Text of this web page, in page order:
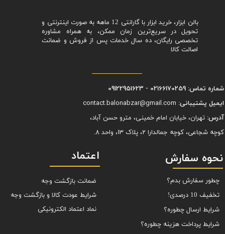
بالن ابزار، خرید ابزار با گارانتی 12 ماهه به صورت اینترنتی و
تحویل در سریع‌ترین زمان ممکن، به همراه مشاوره
تخصصی رایگان، ده سال خدمات پس از فروش و ضمانت
اصالت کالا
شماره تماس: 02166170259 - 09122951623
ایمیل پشتیبانی:
آدرس: تهران، خیابان امام خمینی، مترو حسن آباد،
کوچه شجاعی، کوچه جمالدارا 2، پلاک 13، واحد 8.
نحوه سفارش
چطور سفارش بدم؟
تخفیف 10 درصدی!
شرایط ارسال چطوره؟
شرایط پرداخت هزینه چطوره؟
اعتماد
ضمانت بازگشت وجه
شرایط عودت کالا و بازگشت وجه
نماد اعتماد الکترونیکی